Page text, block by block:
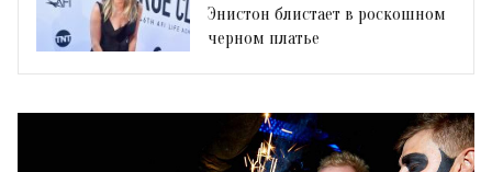
Энистон блистает в роскошном
черном платье